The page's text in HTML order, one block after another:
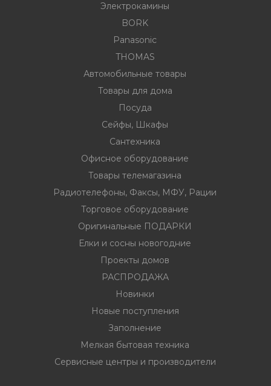
Электрокамины
BORK
Panasonic
THOMAS
Автомобильные товары
Товары для дома
Посуда
Сейфы, Шкафы
Сантехника
Офисное оборудование
Товары телемагазина
Радиотелефоны, Факсы, МФУ, Рации
Торговое оборудование
Оригинальные ПОДАРКИ
Елки и сосны новогодние
Проекты домов
РАСПРОДАЖА
Новинки
Новые поступления
Заполнение
Мелкая бытовая техника
Сервисные центры и производители